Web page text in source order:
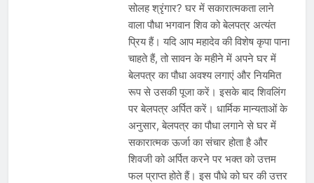
सोलह श्रृंगार? घर में सकारात्मकता लाने
वाला पौधा भगवान शिव को बेलपत्र अत्यंत
प्रिय हैं। यदि आप महादेव की विशेष कृपा पाना
चाहते हैं, तो सावन के महीने में अपने घर में
बेलपत्र का पौधा अवश्य लगाएं और नियमित
रूप से उसकी पूजा करें। इसके बाद शिवलिंग
पर बेलपत्र अर्पित करें। धार्मिक मान्यताओं के
अनुसार, बेलपत्र का पौधा लगाने से घर में
सकारात्मक ऊर्जा का संचार होता है और
शिवजी को अर्पित करने पर भक्त को उत्तम
फल प्राप्त होते हैं। इस पौधे को घर की उत्तर